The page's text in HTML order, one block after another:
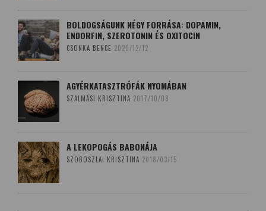
BOLDOGSÁGUNK NÉGY FORRÁSA: DOPAMIN,
ENDORFIN, SZEROTONIN ÉS OXITOCIN
CSONKA BENCE 2020/12/12
AGYÉRKATASZTRÓFÁK NYOMÁBAN
SZALMÁSI KRISZTINA 2017/10/08
A LEKOPOGÁS BABONÁJA
SZOBOSZLAI KRISZTINA 2018/03/15